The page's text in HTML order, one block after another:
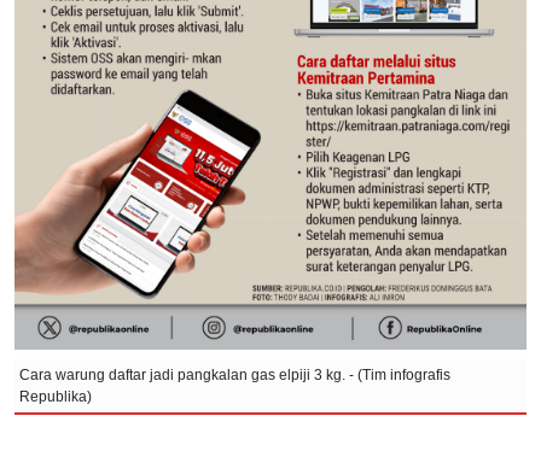
Cara warung daftar jadi pangkalan gas elpiji 3 kg. - (Tim infografis
Republika)